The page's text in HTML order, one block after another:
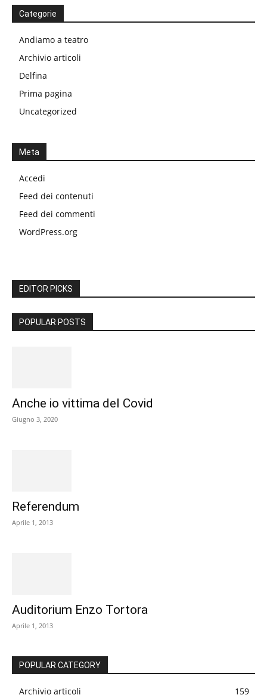
Categorie
Andiamo a teatro
Archivio articoli
Delfina
Prima pagina
Uncategorized
Meta
Accedi
Feed dei contenuti
Feed dei commenti
WordPress.org
EDITOR PICKS
POPULAR POSTS
Anche io vittima del Covid
Giugno 3, 2020
Referendum
Aprile 1, 2013
Auditorium Enzo Tortora
Aprile 1, 2013
POPULAR CATEGORY
Archivio articoli 159